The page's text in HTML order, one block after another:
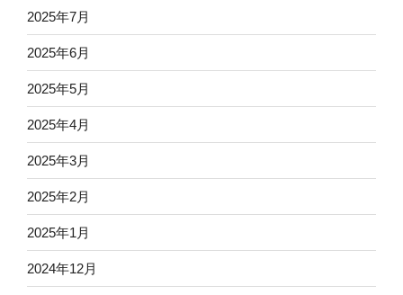
2025年7月
2025年6月
2025年5月
2025年4月
2025年3月
2025年2月
2025年1月
2024年12月